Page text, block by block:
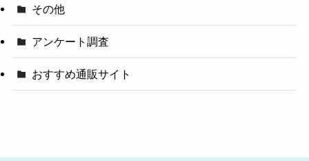
その他
アンケート調査
おすすめ通販サイト